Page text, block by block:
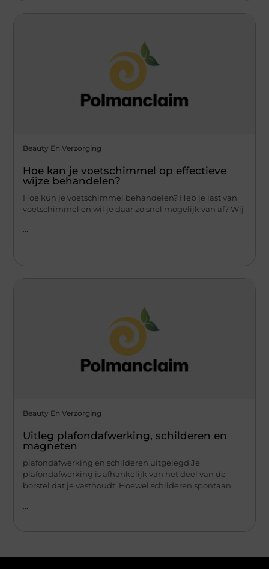
Beauty En Verzorging
Hoe kan je voetschimmel op effectieve
wijze behandelen?
Hoe kun je voetschimmel behandelen? Heb je last van
voetschimmel en wil je daar zo snel mogelijk van af? Wij
...
Beauty En Verzorging
Uitleg plafondafwerking, schilderen en
magneten
plafondafwerking en schilderen uitgelegd Je
plafondafwerking is afhankelijk van het deel van de
borstel dat je vasthoudt. Hoewel schilderen spontaan